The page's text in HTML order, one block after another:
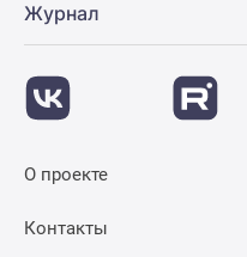
Журнал
О проекте
Контакты